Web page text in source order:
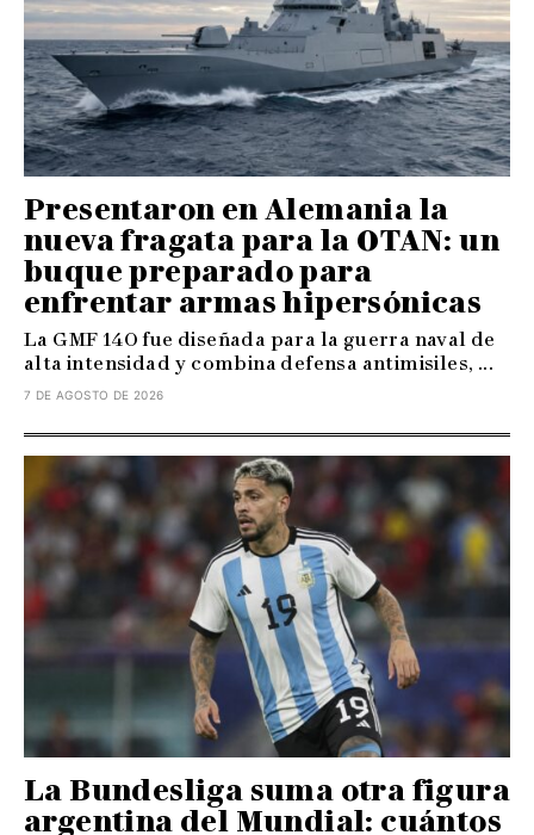
Presentaron en Alemania la
nueva fragata para la OTAN: un
buque preparado para
enfrentar armas hipersónicas
La GMF 140 fue diseñada para la guerra naval de
alta intensidad y combina defensa antimisiles, ...
7 DE AGOSTO DE 2026
La Bundesliga suma otra figura
argentina del Mundial: cuántos